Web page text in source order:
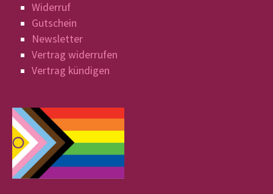
Widerruf
Gutschein
Newsletter
Vertrag widerrufen
Vertrag kündigen